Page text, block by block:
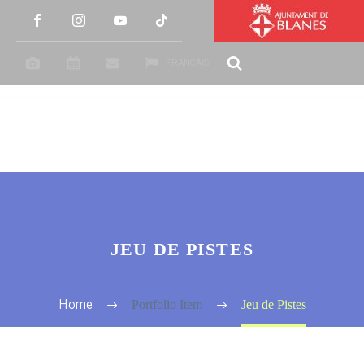
JEU DE PISTES
Home Portfolio Item Jeu de Pistes